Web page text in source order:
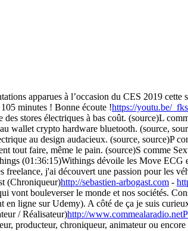
apparues à l’occasion du CES 2019 cette
minutes ! Bonne écoute !https://youtu.be/
stores électriques à bas coût. (source)L
wallet crypto hardware bluetooth. (source,
au design audacieux. (source, source)P
tout faire, même le pain. (source)S comme
(01:36:15)Withings dévoile les Move
j'ai découvert une passion pour les
(Chroniqueur)http://sebastien-arbogast.com -
vont bouleverser le monde et nos sociétés.
ligne sur Udemy). A côté de ça je suis
/ Réalisateur)http://
producteur, chroniqueur, animateur ou encore